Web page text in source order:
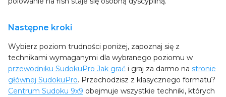
Następne kroki
Wybierz poziom trudności poniżej, zapoznaj się z
technikami wymaganymi dla wybranego poziomu w
przewodniku SudokuPro Jak grać i graj za darmo na stronie
głównej SudokuPro. Przechodzisz z klasycznego formatu?
Centrum Sudoku 9x9 obejmuje wszystkie techniki, których